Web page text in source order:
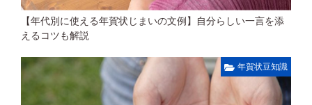
【年代別に使える年賀状じまいの文例】自分らしい一言を添
えるコツも解説
年賀状豆知識